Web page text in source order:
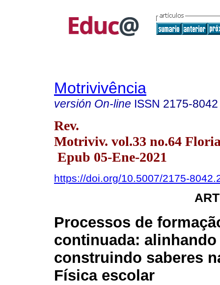
Motrivivência
versión On-line ISSN 2175-8042
Rev.
Motriviv. vol.33 no.64
Epub 05-Ene-2021
https://doi.org/10.5007/2175-
Processos de
continuada:
construindo saberes
Física escolar